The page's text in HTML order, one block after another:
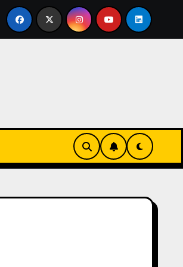
El primer tour de la India Chiquitina